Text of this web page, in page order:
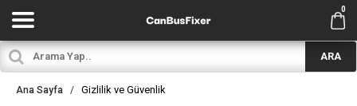
0
ARA
Ana Sayfa Gizlilik ve Güvenlik